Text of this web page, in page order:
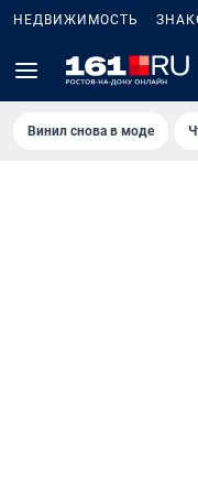
НЕДВИЖИМОСТЬ
Винил снова в моде